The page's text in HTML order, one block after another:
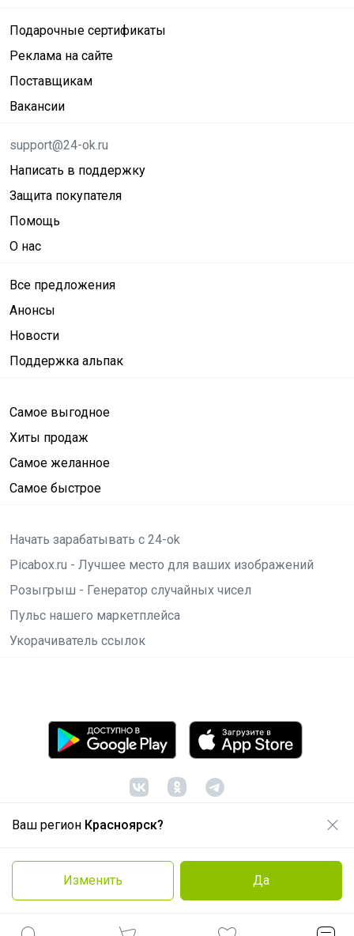
Ваш регион Красноярск?
Изменить Да
Подарочные сертификаты
Реклама на сайте
Поставщикам
Вакансии
support@24-ok.ru
Написать в поддержку
Защита покупателя
Помощь
О нас
Все предложения
Анонсы
Новости
Поддержка альпак
Самое выгодное
Хиты продаж
Самое желанное
Самое быстрое
Начать зарабатывать с 24-ok
Picabox.ru - Лучшее место для ваших изображений
Розыгрыш - Генератор случайных чисел
Пульс нашего маркетплейса
Укорачиватель ссылок
© ООО "Лявита", ОГРН 1122468054070, 2012 -2026
Политика конфиденциальности
Cоглашение пользователя